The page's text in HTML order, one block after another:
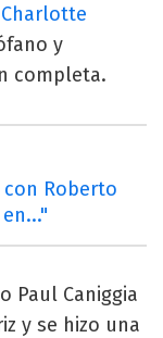
Charlotte
y
completa.
Roberto
Paul Caniggia
y se hizo una